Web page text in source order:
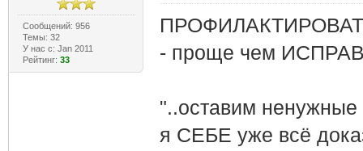
Сообщений: 956
Темы: 32
У нас с: Jan 2011
Рейтинг: 33
- проще чем
"..оставим
я СЕБЕ уже всё